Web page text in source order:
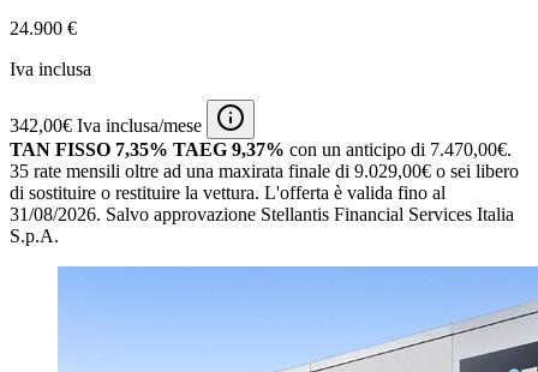
24.900 €
Iva inclusa
342,00€ Iva inclusa/mese
TAN FISSO 7,35% TAEG 9,37% con un anticipo di 7.470,00€.
35 rate mensili oltre ad una maxirata finale di 9.029,00€ o sei libero
di sostituire o restituire la vettura. L'offerta è valida fino al
31/08/2026. Salvo approvazione Stellantis Financial Services Italia
S.p.A.